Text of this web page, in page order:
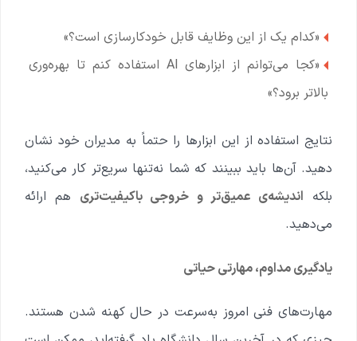
«کدام یک از این وظایف قابل خودکارسازی است؟»
«کجا می‌توانم از ابزارهای AI استفاده کنم تا بهره‌وری
بالاتر برود؟»
نتایج استفاده از این ابزارها را حتماً به مدیران خود نشان
دهید. آن‌ها باید ببینند که شما نه‌تنها سریع‌تر کار می‌کنید،
بلکه اندیشه‌ی عمیق‌تر و خروجی باکیفیت‌تری هم ارائه
می‌دهید.
یادگیری مداوم، مهارتی حیاتی
مهارت‌های فنی امروز به‌سرعت در حال کهنه شدن هستند.